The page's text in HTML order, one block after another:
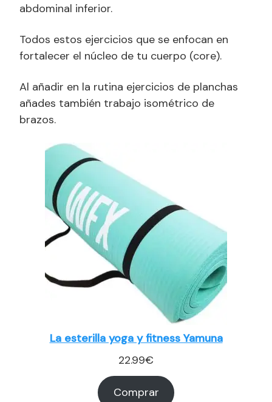
abdominal inferior.
Todos estos ejercicios que se enfocan en
fortalecer el núcleo de tu cuerpo (core).
Al añadir en la rutina ejercicios de planchas
añades también trabajo isométrico de
brazos.
La esterilla yoga y fitness Yamuna
22.99€
Comprar